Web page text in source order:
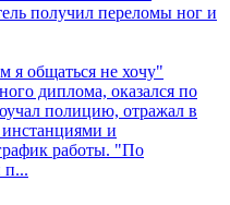
получил переломы ног и
я общаться не хочу"
диплома, оказался по
полицию, отражал в
и
работы. "По
п...